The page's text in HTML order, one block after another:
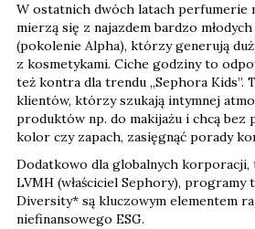
W ostatnich dwóch latach perfumerie
mierzą się z najazdem bardzo
(pokolenie Alpha), którzy generują
z kosmetykami. Ciche godziny to
też kontra dla trendu „Sephora Kids”.
klientów, którzy szukają intymnej
produktów np. do makijażu i chcą bez
kolor czy zapach, zasięgnąć porady
Dodatkowo dla globalnych korporacji,
LVMH (właściciel Sephory), programy
Diversity* są kluczowym elementem
niefinansowego ESG.